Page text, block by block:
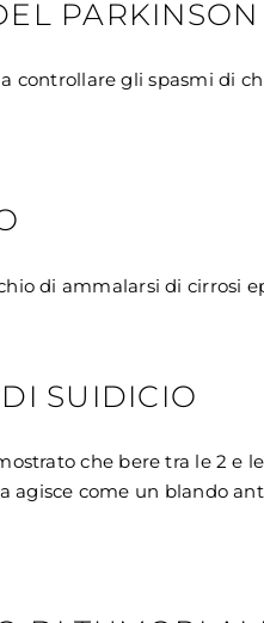
PARKINSON
controllare gli spasmi di
di ammalarsi di cirrosi
SUIDICIO
che bere tra le 2 e
agisce come un blando